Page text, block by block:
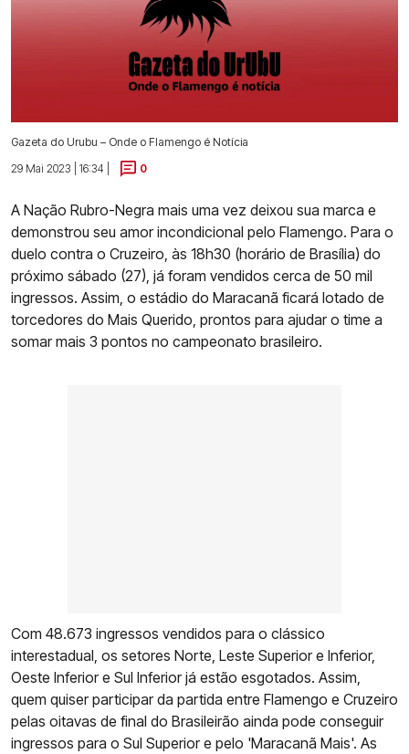
Gazeta do Urubu – Onde o Flamengo é Notícia
29 Mai 2023 | 16:34 |
0
A Nação Rubro-Negra mais uma vez deixou sua marca e
demonstrou seu amor incondicional pelo Flamengo. Para o
duelo contra o Cruzeiro, às 18h30 (horário de Brasília) do
próximo sábado (27), já foram vendidos cerca de 50 mil
ingressos. Assim, o estádio do Maracanã ficará lotado de
torcedores do Mais Querido, prontos para ajudar o time a
somar mais 3 pontos no campeonato brasileiro.
Com 48.673 ingressos vendidos para o clássico
interestadual, os setores Norte, Leste Superior e Inferior,
Oeste Inferior e Sul Inferior já estão esgotados. Assim,
quem quiser participar da partida entre Flamengo e Cruzeiro
pelas oitavas de final do Brasileirão ainda pode conseguir
ingressos para o Sul Superior e pelo 'Maracanã Mais'. As